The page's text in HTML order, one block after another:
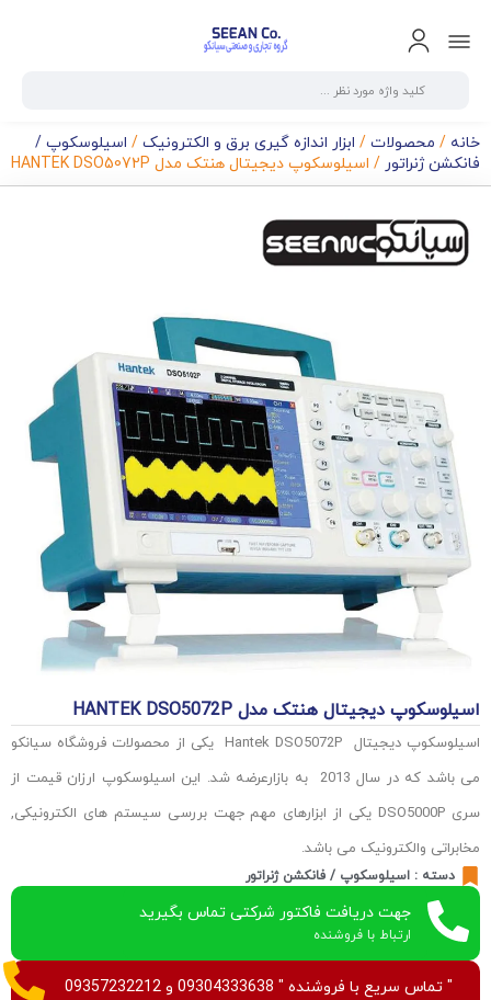
خانه / محصولات / ابزار اندازه گیری برق و الکترونیک / اسیلوسکوپ /
فانکشن ژنراتور / اسیلوسکوپ دیجیتال هنتک مدل HANTEK DSO5072P
اسیلوسکوپ دیجیتال هنتک مدل HANTEK DSO5072P
اسیلوسکوپ دیجیتال Hantek DSO5072P یکی از محصولات فروشگاه سیانکو
می باشد که در سال 2013 به بازارعرضه شد. این اسیلوسکوپ ارزان قیمت از
سری DSO5000P یکی از ابزارهای مهم جهت بررسی سیستم های الکترونیکی,
مخابراتی والکترونیک می باشد.
دسته : اسیلوسکوپ / فانکشن ژنراتور
جهت دریافت فاکتور شرکتی تماس بگیرید
ارتباط با فروشنده
" تماس سریع با فروشنده " 09304333638 و 09357232212